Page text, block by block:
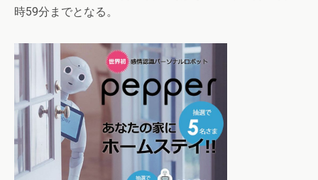
時59分までとなる。